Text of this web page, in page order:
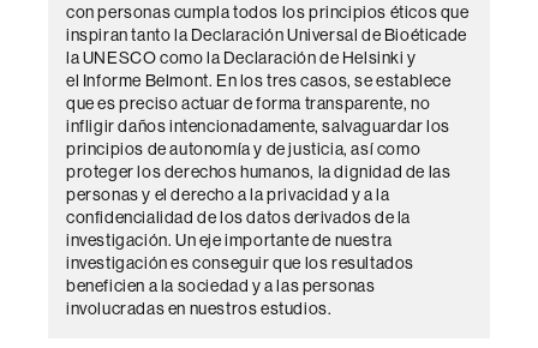
con personas cumpla todos los principios éticos que
inspiran tanto la Declaración Universal de Bioéticade
la UNESCO como la Declaración de Helsinki y
el Informe Belmont. En los tres casos, se establece
que es preciso actuar de forma transparente, no
infligir daños intencionadamente, salvaguardar los
principios de autonomía y de justicia, así como
proteger los derechos humanos, la dignidad de las
personas y el derecho a la privacidad y a la
confidencialidad de los datos derivados de la
investigación. Un eje importante de nuestra
investigación es conseguir que los resultados
beneficien a la sociedad y a las personas
involucradas en nuestros estudios.